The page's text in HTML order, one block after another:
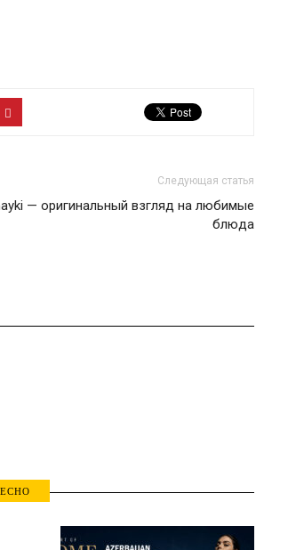
Следующая статья
— оригинальный взгляд на любимые
блюда